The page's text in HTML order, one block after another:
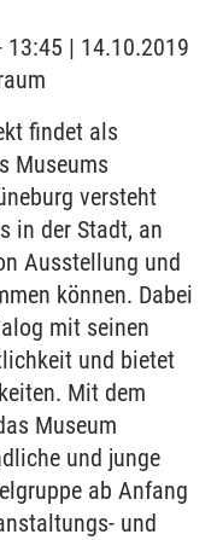
| 14.10.2019
findet als
Museums
versteht
in der Stadt, an
Ausstellung und
können. Dabei
mit seinen
und bietet
Mit dem
Museum
und junge
ab Anfang
und